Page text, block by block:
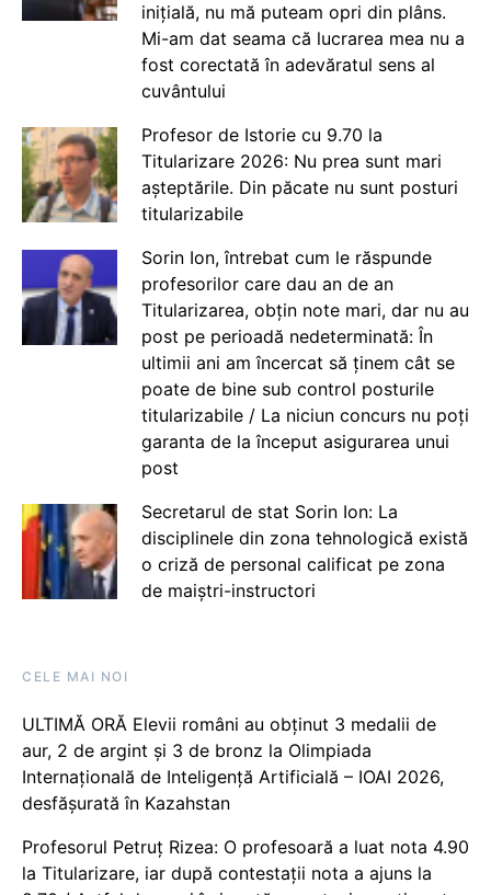
inițială, nu mă puteam opri din plâns.
Mi-am dat seama că lucrarea mea nu a
fost corectată în adevăratul sens al
cuvântului
Profesor de Istorie cu 9.70 la
Titularizare 2026: Nu prea sunt mari
așteptările. Din păcate nu sunt posturi
titularizabile
Sorin Ion, întrebat cum le răspunde
profesorilor care dau an de an
Titularizarea, obțin note mari, dar nu au
post pe perioadă nedeterminată: În
ultimii ani am încercat să ținem cât se
poate de bine sub control posturile
titularizabile / La niciun concurs nu poți
garanta de la început asigurarea unui
post
Secretarul de stat Sorin Ion: La
disciplinele din zona tehnologică există
o criză de personal calificat pe zona
de maiștri-instructori
CELE MAI NOI
ULTIMĂ ORĂ Elevii români au obținut 3 medalii de
aur, 2 de argint și 3 de bronz la Olimpiada
Internațională de Inteligență Artificială – IOAI 2026,
desfășurată în Kazahstan
Profesorul Petruț Rizea: O profesoară a luat nota 4.90
la Titularizare, iar după contestații nota a ajuns la